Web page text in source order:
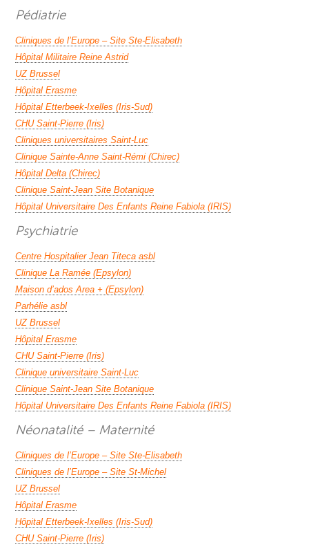
Pédiatrie
Cliniques de l’Europe – Site Ste-Elisabeth
Hôpital Militaire Reine Astrid
UZ Brussel
Hôpital Erasme
Hôpital Etterbeek-Ixelles (Iris-Sud)
CHU Saint-Pierre (Iris)
Cliniques universitaires Saint-Luc
Clinique Sainte-Anne Saint-Rémi (Chirec)
Hôpital Delta (Chirec)
Clinique Saint-Jean Site Botanique
Hôpital Universitaire Des Enfants Reine Fabiola (IRIS)
Psychiatrie
Centre Hospitalier Jean Titeca asbl
Clinique La Ramée (Epsylon)
Maison d’ados Area + (Epsylon)
Parhélie asbl
UZ Brussel
Hôpital Erasme
CHU Saint-Pierre (Iris)
Clinique universitaire Saint-Luc
Clinique Saint-Jean Site Botanique
Hôpital Universitaire Des Enfants Reine Fabiola (IRIS)
Néonatalité – Maternité
Cliniques de l’Europe – Site Ste-Elisabeth
Cliniques de l’Europe – Site St-Michel
UZ Brussel
Hôpital Erasme
Hôpital Etterbeek-Ixelles (Iris-Sud)
CHU Saint-Pierre (Iris)